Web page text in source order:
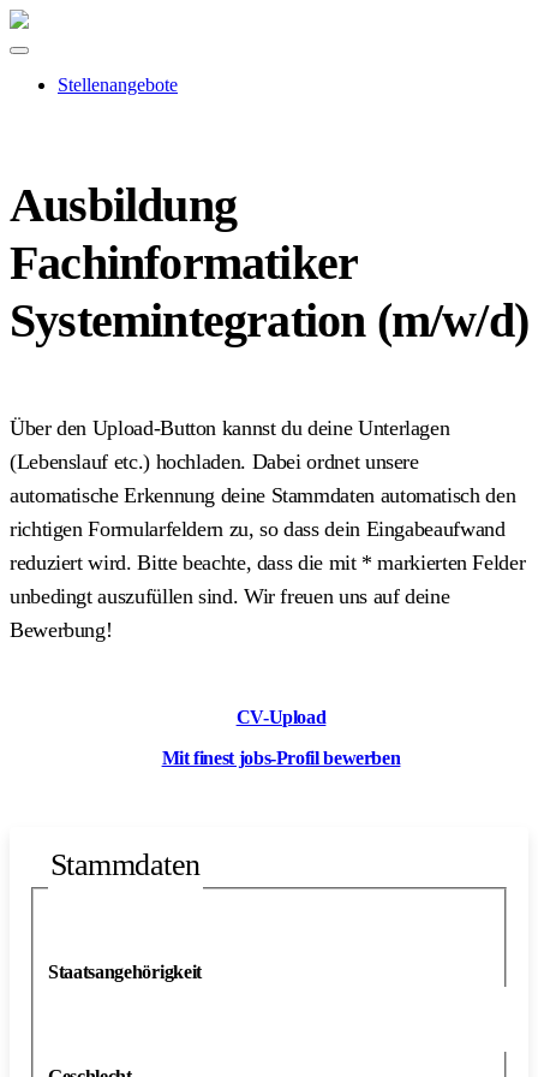
Stellenangebote
Ausbildung
Fachinformatiker
Systemintegration (m/w/d)
Über den Upload-Button kannst du deine Unterlagen
(Lebenslauf etc.) hochladen. Dabei ordnet unsere
automatische Erkennung deine Stammdaten automatisch den
richtigen Formularfeldern zu, so dass dein Eingabeaufwand
reduziert wird. Bitte beachte, dass die mit * markierten Felder
unbedingt auszufüllen sind. Wir freuen uns auf deine
Bewerbung!
CV-Upload
Mit finest jobs-Profil bewerben
Stammdaten